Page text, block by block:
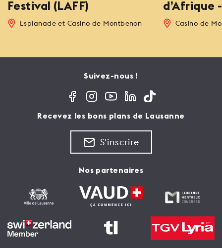
Festival (LAFF)
Esplanade et Casino de Montbenon
d’Afrique
Casino de
Suivez-nous !
Recevez les bons plans de Lausanne
S'inscrire
Nos partenaires